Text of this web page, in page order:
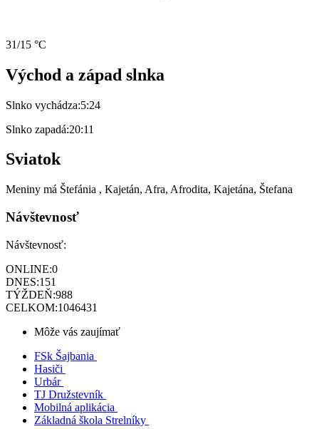
31/15 °C
Východ a západ slnka
Slnko vychádza:5:24
Slnko zapadá:20:11
Sviatok
Meniny má Štefánia , Kajetán, Afra, Afrodita, Kajetána, Štefana
Návštevnosť
Návštevnosť:
ONLINE:0
DNES:151
TÝŽDEŇ:988
CELKOM:1046431
Môže vás zaujímať
FSk Šajbania
Hasiči
Urbár
TJ Družstevník
Mobilná aplikácia
Základná škola Strelníky